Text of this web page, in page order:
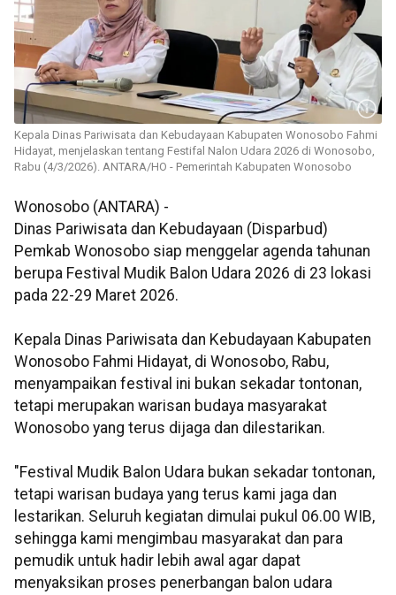
Kepala Dinas Pariwisata dan Kebudayaan Kabupaten Wonosobo Fahmi
Hidayat, menjelaskan tentang Festifal Nalon Udara 2026 di Wonosobo,
Rabu (4/3/2026). ANTARA/HO - Pemerintah Kabupaten Wonosobo
Wonosobo (ANTARA) -
Dinas Pariwisata dan Kebudayaan (Disparbud)
Pemkab Wonosobo siap menggelar agenda tahunan
berupa Festival Mudik Balon Udara 2026 di 23 lokasi
pada 22-29 Maret 2026.
Kepala Dinas Pariwisata dan Kebudayaan Kabupaten
Wonosobo Fahmi Hidayat, di Wonosobo, Rabu,
menyampaikan festival ini bukan sekadar tontonan,
tetapi merupakan warisan budaya masyarakat
Wonosobo yang terus dijaga dan dilestarikan.
"Festival Mudik Balon Udara bukan sekadar tontonan,
tetapi warisan budaya yang terus kami jaga dan
lestarikan. Seluruh kegiatan dimulai pukul 06.00 WIB,
sehingga kami mengimbau masyarakat dan para
pemudik untuk hadir lebih awal agar dapat
menyaksikan proses penerbangan balon udara